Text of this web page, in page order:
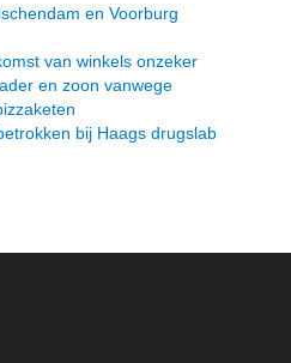
en Voorburg
van winkels onzeker
en zoon vanwege
bij Haags drugslab